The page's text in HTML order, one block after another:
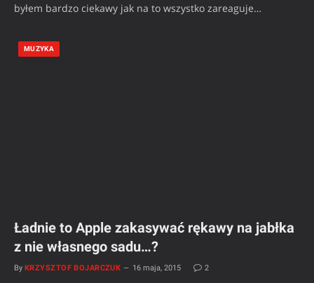
byłem bardzo ciekawy jak na to wszystko zareaguje…
MUZYKA
Ładnie to Apple zakasywać rękawy na jabłka
z nie własnego sadu…?
By KRZYSZTOF BOJARCZUK 16 maja, 2015 2